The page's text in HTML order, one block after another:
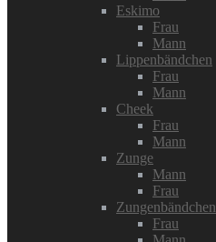
Eskimo
Frau
Mann
Lippenbändchen
Frau
Mann
Cheek
Frau
Mann
Zunge
Mann
Frau
Zungenbändchen
Frau